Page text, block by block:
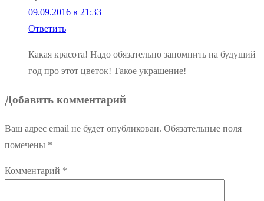
09.09.2016 в 21:33
Ответить
Какая красота! Надо обязательно запомнить на будущий
год про этот цветок! Такое украшение!
Добавить комментарий
Ваш адрес email не будет опубликован. Обязательные поля
помечены *
Комментарий *